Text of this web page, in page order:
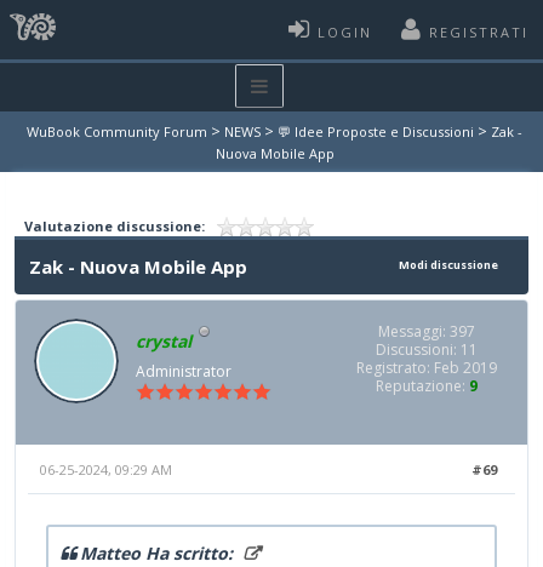
LOGIN REGISTRATI
WuBook Community Forum > NEWS > 💬 Idee Proposte e Discussioni > Zak -
Nuova Mobile App
Valutazione discussione:
Modi discussione
Zak - Nuova Mobile App
crystal
Administrator
Messaggi: 397
Discussioni: 11
Registrato: Feb 2019
Reputazione: 9
#69
06-25-2024, 09:29 AM
Matteo Ha scritto: